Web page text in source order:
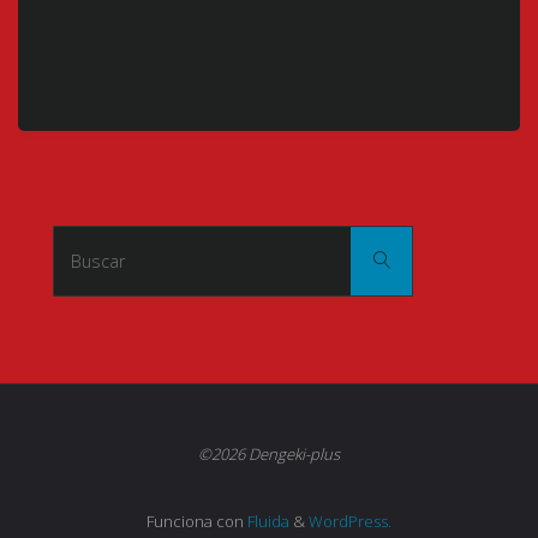
Buscar
©2026 Dengeki-plus
Funciona con Fluida &WordPress.